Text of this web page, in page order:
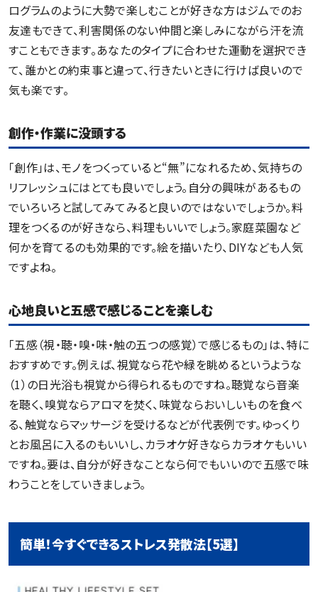
ログラムのように大勢で楽しむことが好きな方はジムでのお
友達もできて、利害関係のない仲間と楽しみにながら汗を流
すこともできます。あなたのタイプに合わせた運動を選択でき
て、誰かとの約束事と違って、行きたいときに行けば良いので
気も楽です。
創作・作業に没頭する
「創作」は、モノをつくっていると“無”になれるため、気持ちの
リフレッシュにはとても良いでしょう。自分の興味があるもの
でいろいろと試してみてみると良いのではないでしょうか。料
理をつくるのが好きなら、料理もいいでしょう。家庭菜園など
何かを育てるのも効果的です。絵を描いたり、DIYなども人気
ですよね。
心地良いと五感で感じることを楽しむ
「五感（視・聴・嗅・味・触の五つの感覚）で感じるもの」は、特に
おすすめです。例えば、視覚なら花や緑を眺めるというような
（1）の日光浴も視覚から得られるものですね。聴覚なら音楽
を聴く、嗅覚ならアロマを焚く、味覚ならおいしいものを食べ
る、触覚ならマッサージを受けるなどが代表例です。ゆっくり
とお風呂に入るのもいいし、カラオケ好きならカラオケもいい
ですね。要は、自分が好きなことなら何でもいいので五感で味
わうことをしていきましょう。
簡単！今すぐできるストレス発散法【5選】